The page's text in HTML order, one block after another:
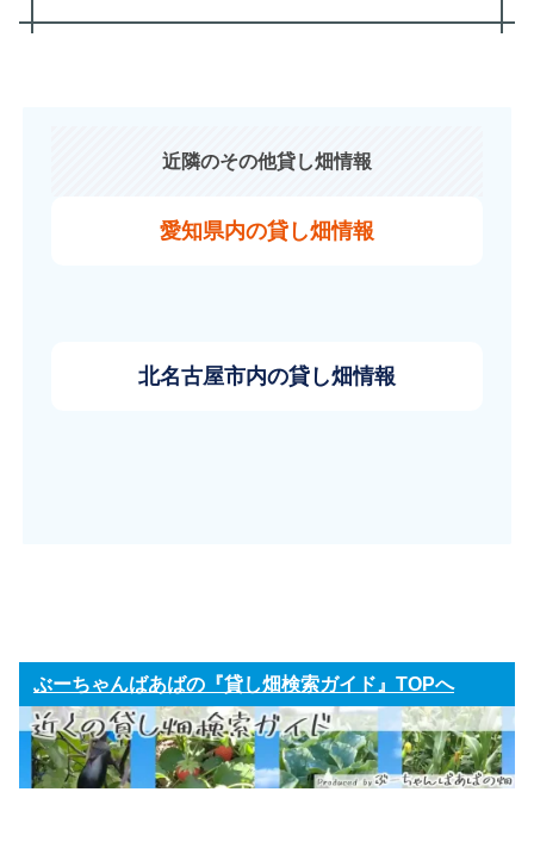
近隣のその他貸し畑情報
愛知県内の貸し畑情報
北名古屋市内の貸し畑情報
ぶーちゃんばあばの『貸し畑検索ガイド』TOPへ